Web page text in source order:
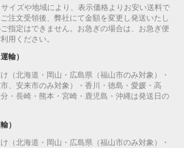
イズや地域により、表示価格よりお安い送料で
注文受領後、弊社にて金額を変更し発送いたし
指定はできません。お急ぎの場合は、お急ぎ便
用ください。
輸）
（北海道・岡山・広島県（福山市のみ対象）・
、安来市のみ対象）・香川・徳島・愛媛・高
・長崎・熊本・宮崎・鹿児島・沖縄は発送日の
）
（北海道・岡山・広島県（福山市のみ対象）・